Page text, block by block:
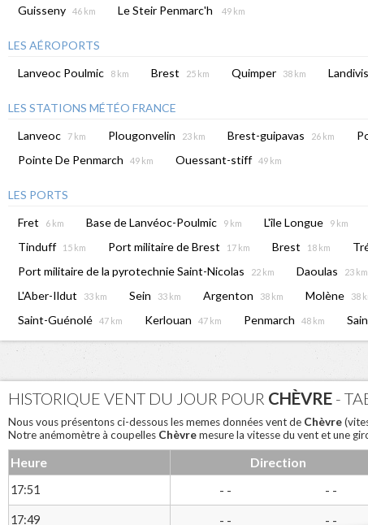
Guisseny 46 km Le Steir Penmarc'h 49 km
LES AÉROPORTS
Lanveoc Poulmic
8 km Brest 25 km Quimper 38 km
LES STATIONS MÉTÉO FRANCE
Lanveoc
7 km Plougonvelin 23 km Brest-guipavas 26 km
Pointe De Penmarch 49 km Ouessant-stiff 49 km
LES PORTS
Fret
6 km Base de Lanvéoc-Poulmic 9 km L'île Longue 9 km
Tinduff 15 km Port militaire de Brest 17 km Brest 18 km
Port militaire de la pyrotechnie Saint-Nicolas 22 km Daoulas 23 km
L'Aber-Ildut 33 km Sein 33 km Argenton 38 km Molène 38
Saint-Guénolé 47 km Kerlouan 47 km Penmarch 48 km
HISTORIQUE VENT DU JOUR POUR CHÈVRE -
Nous vous présentons ci-dessous les memes données vent de Chèvre
Notre anémomètre à coupelles Chèvremesure la vitesse du vent et une
Heure Direction
17:51 - - - -
17:49 - - - -